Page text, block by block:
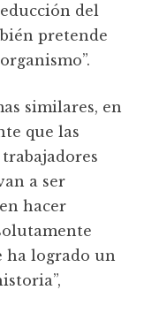
del
pretende
similares, en
que las
a ser
hacer
ha logrado un